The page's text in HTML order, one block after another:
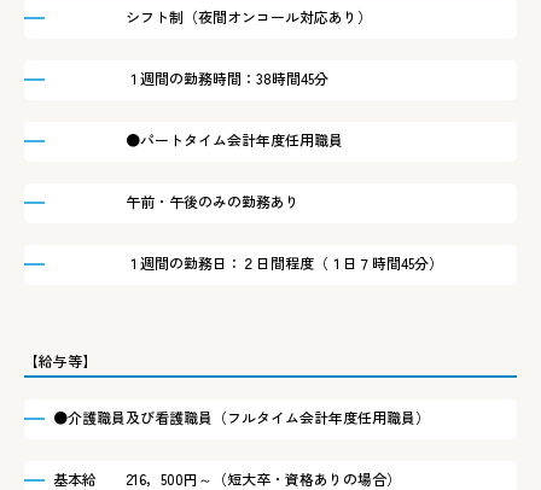
シフト制（夜間オンコール対応あり）
１週間の勤務時間：38時間45分
●パートタイム会計年度任用職員
午前・午後のみの勤務あり
１週間の勤務日：２日間程度（１日７時間45分）
【給与等】
●介護職員及び看護職員（フルタイム会計年度任用職員）
基本給 216，500円～（短大卒・資格ありの場合）